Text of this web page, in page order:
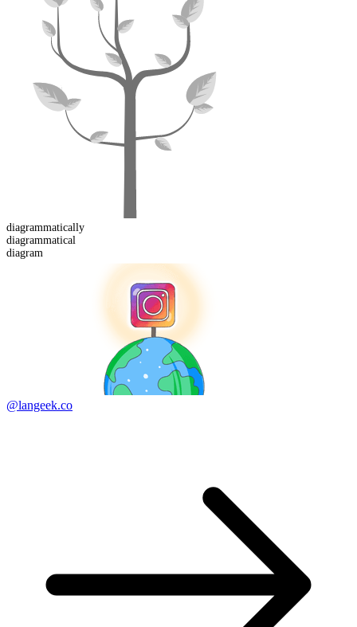
diagrammatically
diagrammatical
diagram
@langeek.co